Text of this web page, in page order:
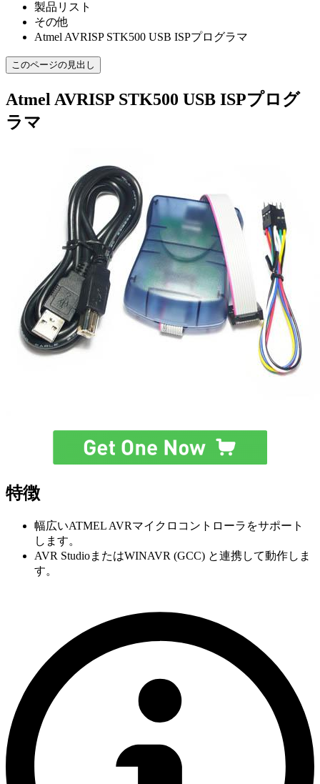
製品リスト
その他
Atmel AVRISP STK500 USB ISPプログラマ
このページの見出し
Atmel AVRISP STK500 USB ISPプログ
ラマ
特徴
幅広いATMEL AVRマイクロコントローラをサポート
します。
AVR StudioまたはWINAVR (GCC) と連携して動作しま
す。